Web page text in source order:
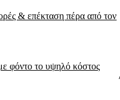
& επέκταση πέρα από τον
φόντο το υψηλό κόστος